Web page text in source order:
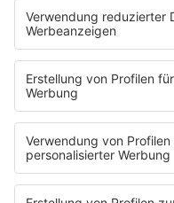
HOME
PROGRAMM
Sendeplan
DJs
Playlist